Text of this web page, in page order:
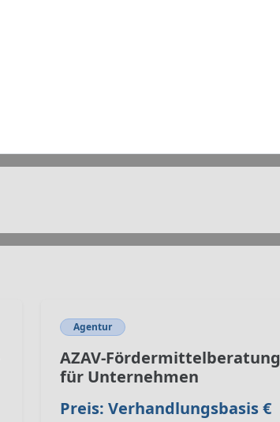
Agentur
AZAV-Fördermittelberatung
für Unternehmen
Preis: Verhandlungsbasis €